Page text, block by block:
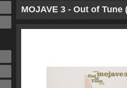
MOJAVE 3 - Out of